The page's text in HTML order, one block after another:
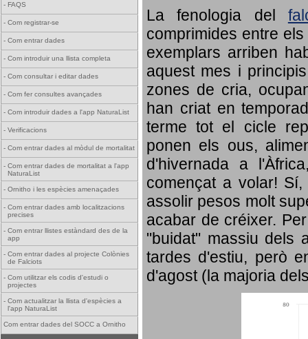
- FAQS
- Com registrar-se
- Com entrar dades
- Com introduir una llista completa
- Com consultar i editar dades
- Com fer consultes avançades
- Com introduir dades a l'app NaturaList
- Verificacions
- Com entrar dades al mòdul de mortalitat
- Com entrar dades de mortalitat a l'app
NaturaList
- Ornitho i les espècies amenaçades
- Com entrar dades amb localitzacions
precises
- Com entrar llistes estàndard des de la
app
- Com entrar dades al projecte Colònies
de Falciots
- Com utilitzar els codis d'estudi o
projectes
- Com actualitzar la llista d'espècies a
l'app NaturaList
Com entrar dades del SOCC a Ornitho
La fenologia del
comprimides entre
exemplars arriben
aquest mes i
zones de cria,
han criat en
terme tot el cicle
ponen els ous,
d'hivernada a
començat a volar!
assolir pesos molt
acabar de créixer.
"buidat" massiu dels
tardes d'estiu, però
d'agost (la majoria